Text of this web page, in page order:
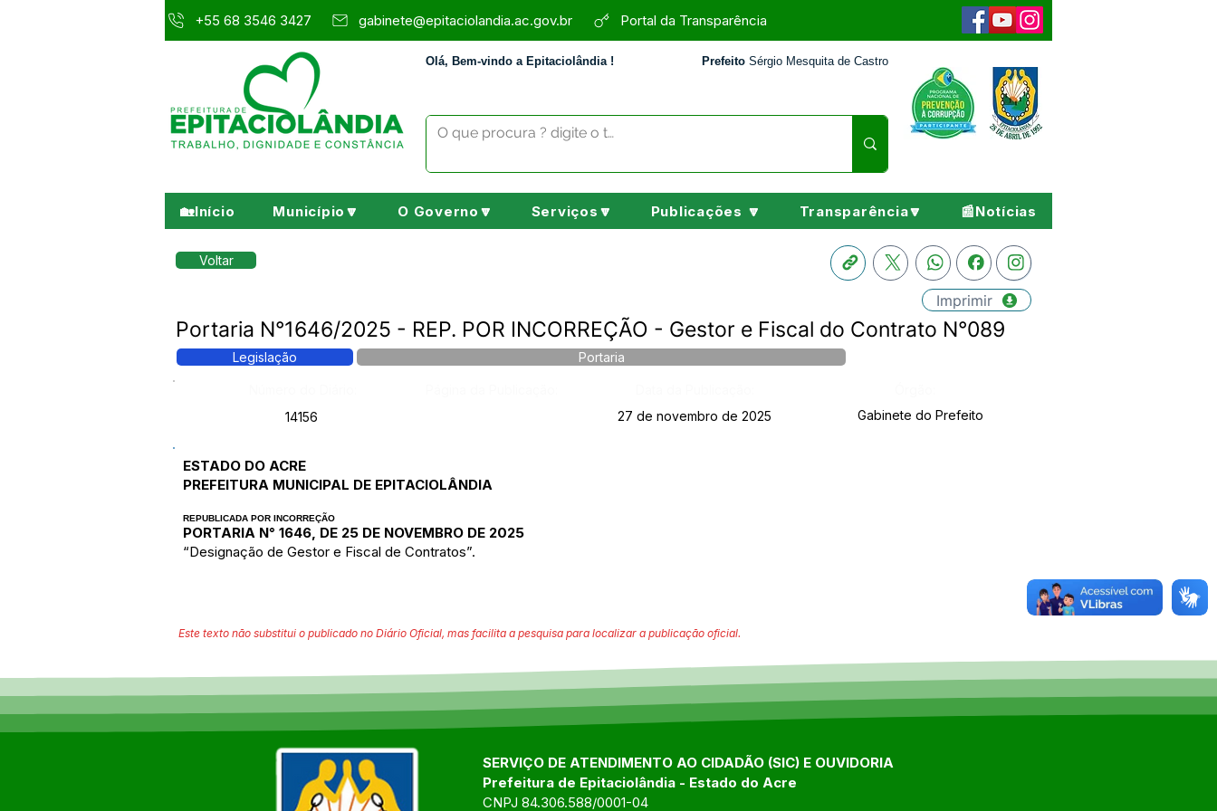
+55 68 3546 3427 gabinete@epitaciolandia.ac.gov.br Portal da Transparência
Olá, Bem-vindo a Epitaciolândia ! Prefeito Sérgio Mesquita de Castro
🏡Início Município🔽 O Governo🔽 Serviços🔽 Publicações 🔽 Transparência🔽 📰Notícias
Voltar
Imprimir
Portaria N°1646/2025 - REP. POR INCORREÇÃO - Gestor e Fiscal do Contrato N°089
Legislação Portaria
14156
27 de novembro de 2025 Gabinete do Prefeito
ESTADO DO ACRE
PREFEITURA MUNICIPAL DE EPITACIOLÂNDIA
REPUBLICADA POR INCORREÇÃO
PORTARIA N° 1646, DE 25 DE NOVEMBRO DE 2025
“Designação de Gestor e Fiscal de Contratos”.
Este texto não substitui o publicado no Diário Oficial, mas facilita a pesquisa para localizar a publicação oficial.
SERVIÇO DE ATENDIMENTO AO CIDADÃO (SIC) E OUVIDORIA
Prefeitura de Epitaciolândia - Estado do Acre
CNPJ 84.306.588/0001-04